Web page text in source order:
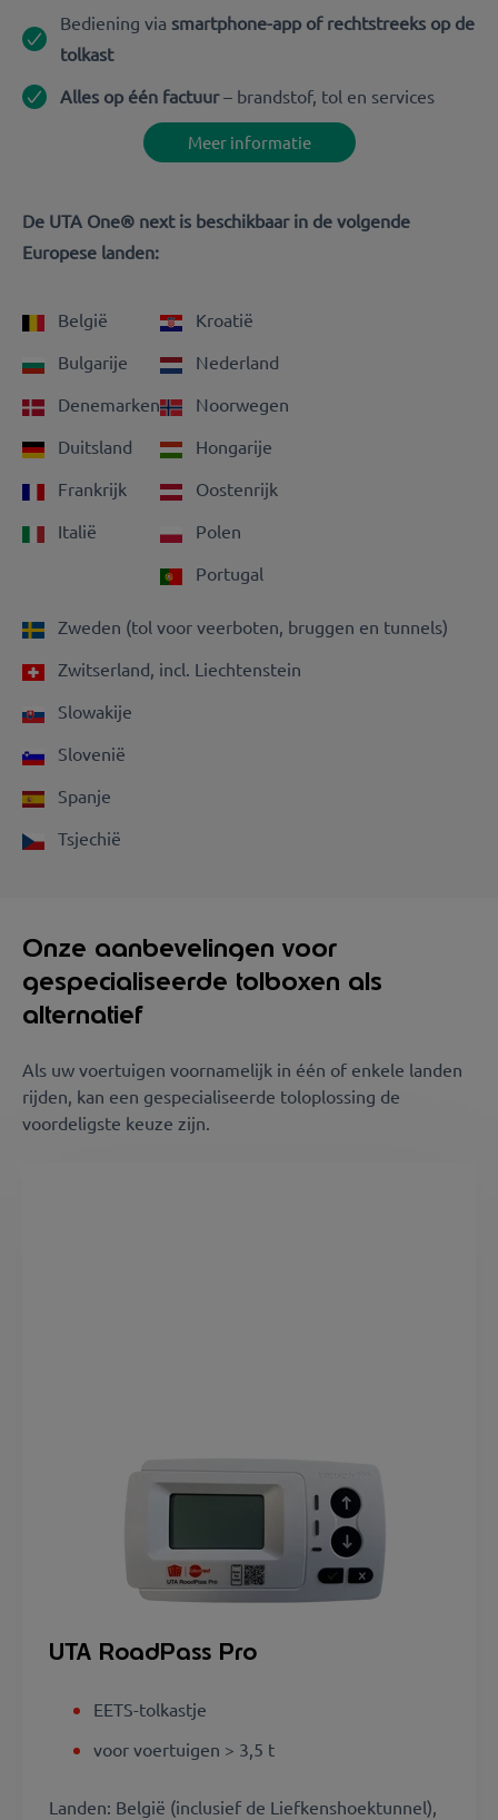
Bediening via smartphone-app of rechtstreeks op de
tolkast
Alles op één factuur– brandstof, tol en services
Meer informatie
De UTA One® next is beschikbaar in de volgende
Europese landen:
België
Bulgarije
Denemarken
Duitsland
Frankrijk
Italië
Kroatië
Nederland
Noorwegen
Hongarije
Oostenrijk
Polen
Portugal
Zweden (tol voor veerboten, bruggen en tunnels)
Zwitserland, incl. Liechtenstein
Slowakije
Slovenië
Spanje
Tsjechië
Onze aanbevelingen voor
gespecialiseerde tolboxen als
alternatief
Als uw voertuigen voornamelijk in één of enkele landen
rijden, kan een gespecialiseerde toloplossing de
voordeligste keuze zijn.
UTA RoadPass Pro
EETS-tolkastje
voor voertuigen > 3,5 t
Landen: België (inclusief de Liefkenshoektunnel),